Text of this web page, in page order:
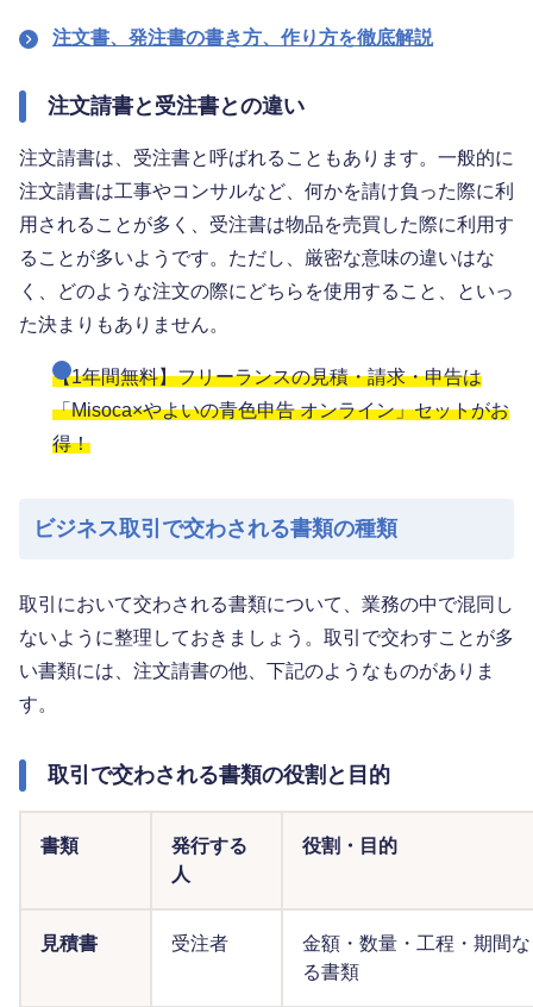
注文書、発注書の書き方、作り方を徹底解説
注文請書と受注書との違い
注文請書は、受注書と呼ばれることもあります。一般的に
注文請書は工事やコンサルなど、何かを請け負った際に利
用されることが多く、受注書は物品を売買した際に利用す
ることが多いようです。ただし、厳密な意味の違いはな
く、どのような注文の際にどちらを使用すること、といっ
た決まりもありません。
【1年間無料】フリーランスの見積・請求・申告は
「Misoca×やよいの青色申告 オンライン」セットがお
得！
ビジネス取引で交わされる書類の種類
取引において交わされる書類について、業務の中で混同し
ないように整理しておきましょう。取引で交わすことが多
い書類には、注文請書の他、下記のようなものがありま
す。
取引で交わされる書類の役割と目的
書類
発行する
人
役割・目的
見積書 受注者
金額・数量・工程・期間
る書類